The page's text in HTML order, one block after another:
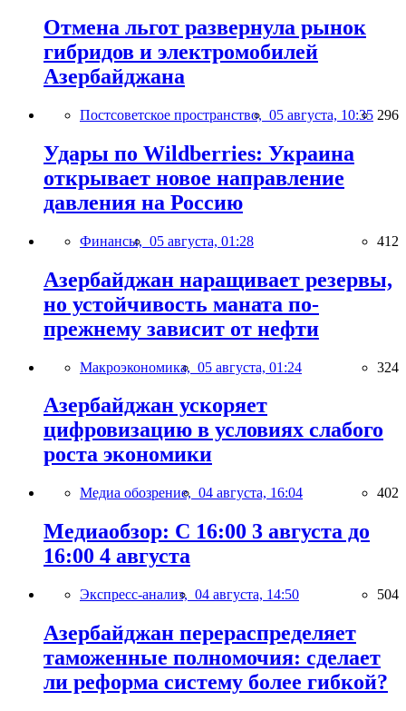
Отмена льгот развернула рынок
гибридов и электромобилей
Азербайджана
Постсоветское пространство, 05 августа, 10:35 296
Удары по Wildberries: Украина
открывает новое направление
давления на Россию
Финансы, 05 августа, 01:28 412
Азербайджан наращивает резервы,
но устойчивость маната по-
прежнему зависит от нефти
Макроэкономика, 05 августа, 01:24 324
Азербайджан ускоряет
цифровизацию в условиях слабого
роста экономики
Медиа обозрение, 04 августа, 16:04 402
Медиаобзор: С 16:00 3 августа до
16:00 4 августа
Экспресс-анализ, 04 августа, 14:50 504
Азербайджан перераспределяет
таможенные полномочия: сделает
ли реформа систему более гибкой?